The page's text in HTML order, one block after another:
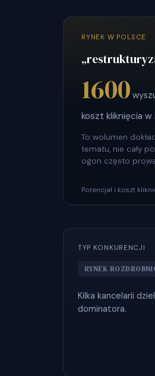
RYNEK W POLSCE
1600
koszt kliknięcia w
To wolumen
tematu, nie cały
ogon często
Potencjał i koszt
TYP KONKURENCJI
RYNEK
Kilka kancelarii
dominatora.